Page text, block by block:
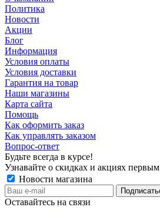
Политика
Новости
Акции
Блог
Информация
Условия оплаты
Условия доставки
Гарантия на товар
Наши магазины
Карта сайта
Помощь
Как оформить заказ
Как управлять заказом
Вопрос-ответ
Будьте всегда в курсе!
Узнавайте о скидках и акциях первым
Новости магазина
Оставайтесь на связи